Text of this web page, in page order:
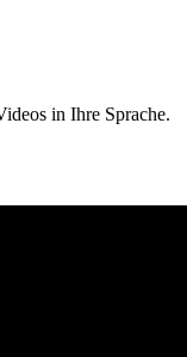
in Ihre Sprache.